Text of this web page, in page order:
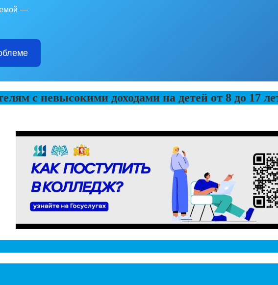
—
с невысокими доходами на детей от 8 до 17